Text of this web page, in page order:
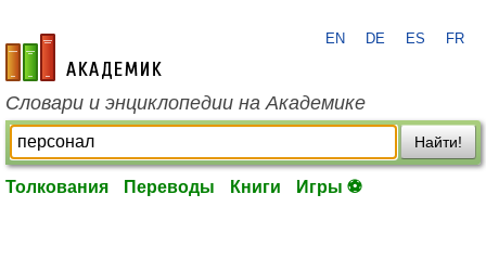
academic.ru
EN DE ES FR
Словари и энциклопедии на Академике
Найти!
Толкования Переводы Книги Игры ⚽